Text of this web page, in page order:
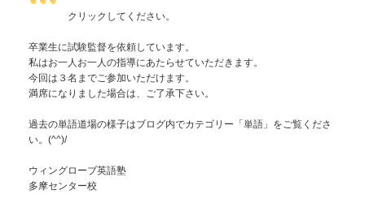
クリックしてください。
卒業生に試験監督を依頼しています。
私はお一人お一人の指導にあたらせていただきます。
今回は３名までご参加いただけます。
満席になりました場合は、ご了承下さい。
過去の単語道場の様子はブログ内でカテゴリー「単語」をご覧くださ
い。(^^)/
ウィングローブ英語塾
多摩センター校